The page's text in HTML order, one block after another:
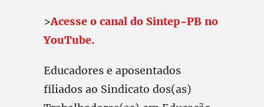
>Acesse o canal do Sintep-PB no
YouTube.
Educadores e aposentados
filiados ao Sindicato dos(as)